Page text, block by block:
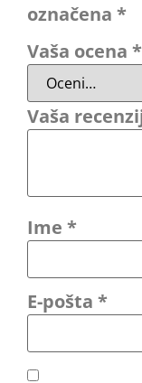
označena *
Vaša ocena *
Vaša
Ime *
E-pošta *